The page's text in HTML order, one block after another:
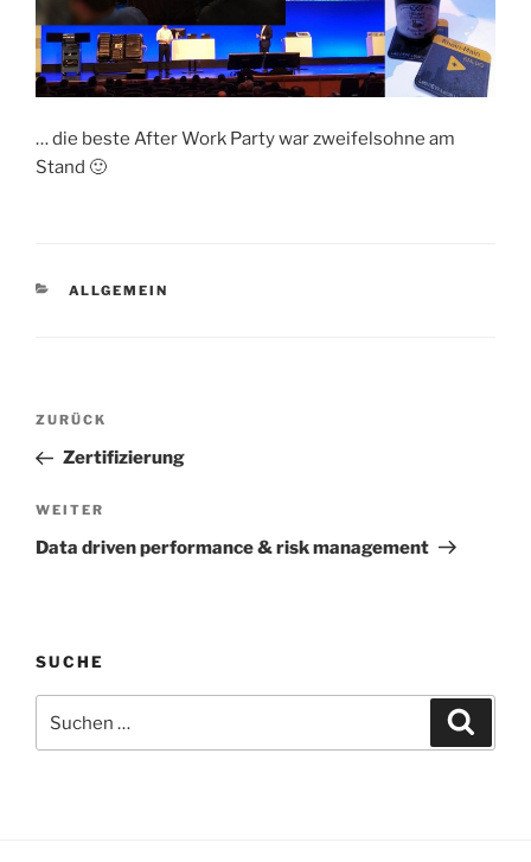
… die beste After Work Party war zweifelsohne am
Stand 🙂
KATEGORIEN
ALLGEMEIN
Beitragsnavigation
Vorheriger
Beitrag
ZURÜCK
Zertifizierung
Nächster
Beitrag
WEITER
Data driven performance & risk management
SUCHE
nach: